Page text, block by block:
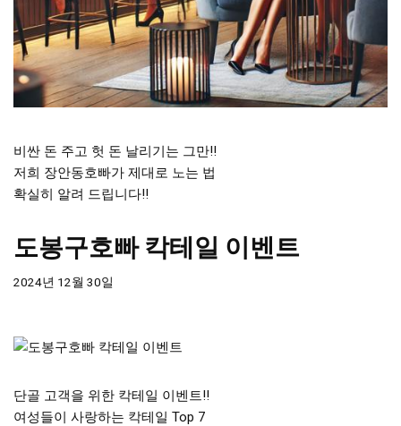
비싼 돈 주고 헛 돈 날리기는 그만!!
저희 장안동호빠가 제대로 노는 법
확실히 알려 드립니다!!
도봉구호빠 칵테일 이벤트
2024년 12월 30일
단골 고객을 위한 칵테일 이벤트!!
여성들이 사랑하는 칵테일 Top 7